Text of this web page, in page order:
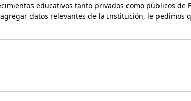
educativos tanto privados como públicos de
datos relevantes de la Institución, le pedimos